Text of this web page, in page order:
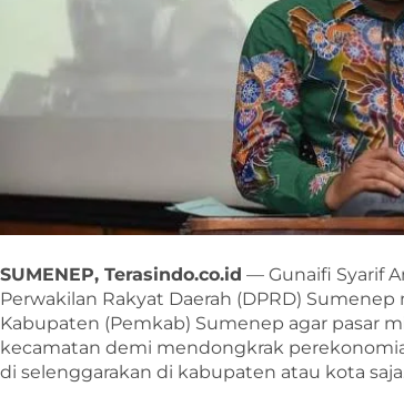
SUMENEP, Terasindo.co.id — Gunaifi Syarif
Perwakilan Rakyat Daerah (DPRD)
Kabupaten (Pemkab) Sumenep agar pasar
kecamatan demi mendongkrak
di selenggarakan di kabupaten atau kota